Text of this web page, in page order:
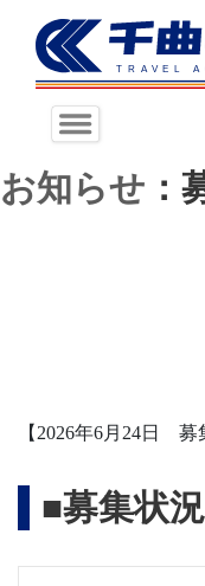
お知らせ ：
【2026年6月24日 募
■募集状